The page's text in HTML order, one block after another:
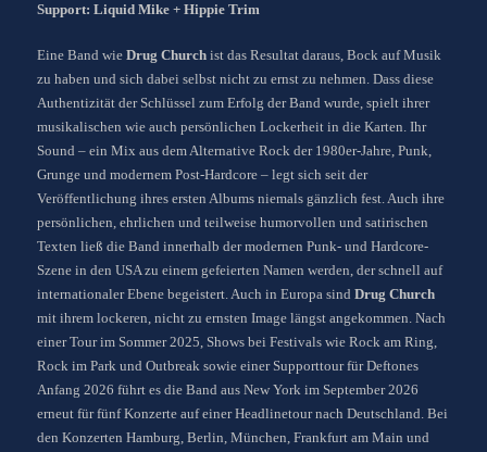
Support: Liquid Mike + Hippie Trim
Eine Band wie Drug Church ist das Resultat daraus, Bock auf Musik
zu haben und sich dabei selbst nicht zu ernst zu nehmen. Dass diese
Authentizität der Schlüssel zum Erfolg der Band wurde, spielt ihrer
musikalischen wie auch persönlichen Lockerheit in die Karten. Ihr
Sound – ein Mix aus dem Alternative Rock der 1980er-Jahre, Punk,
Grunge und modernem Post-Hardcore – legt sich seit der
Veröffentlichung ihres ersten Albums niemals gänzlich fest. Auch ihre
persönlichen, ehrlichen und teilweise humorvollen und satirischen
Texten ließ die Band innerhalb der modernen Punk- und Hardcore-
Szene in den USA zu einem gefeierten Namen werden, der schnell auf
internationaler Ebene begeistert. Auch in Europa sind Drug Church
mit ihrem lockeren, nicht zu ernsten Image längst angekommen. Nach
einer Tour im Sommer 2025, Shows bei Festivals wie Rock am Ring,
Rock im Park und Outbreak sowie einer Supporttour für Deftones
Anfang 2026 führt es die Band aus New York im September 2026
erneut für fünf Konzerte auf einer Headlinetour nach Deutschland. Bei
den Konzerten Hamburg, Berlin, München, Frankfurt am Main und